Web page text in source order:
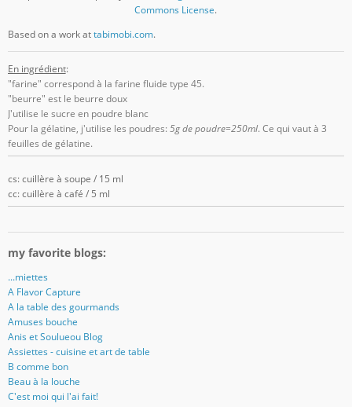
Commons License.
Based on a work attabimobi.com.
En ingrédient:
"farine" correspond à la farine fluide type 45.
"beurre" est le beurre doux
J'utilise le sucre en poudre blanc
Pour la gélatine, j'utilise les poudres: 5g de poudre=250ml. Ce qui vaut à 3
feuilles de gélatine.
cs: cuillère à soupe / 15 ml
cc: cuillère à café / 5 ml
my favorite blogs:
...miettes
A Flavor Capture
A la table des gourmands
Amuses bouche
Anis et Soulueou Blog
Assiettes - cuisine et art de table
B comme bon
Beau à la louche
C'est moi qui l'ai fait!